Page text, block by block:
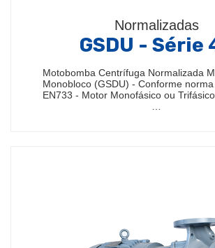
Normalizadas
GSDU - Série
Motobomba Centrífuga Normalizada
Monobloco (GSDU) - Conforme
EN733 - Motor Monofásico ou